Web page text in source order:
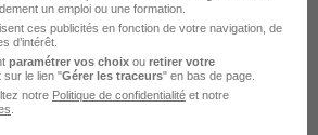
1 550 € / mois
un emploi ou une formation.
ces publicités en fonction de votre navigation, de
d’intérêt.
paramétrer vos choix ou retirer votre
sur le lien "Gérer les traceurs" en bas de page.
notre Politique de confidentialité et notre